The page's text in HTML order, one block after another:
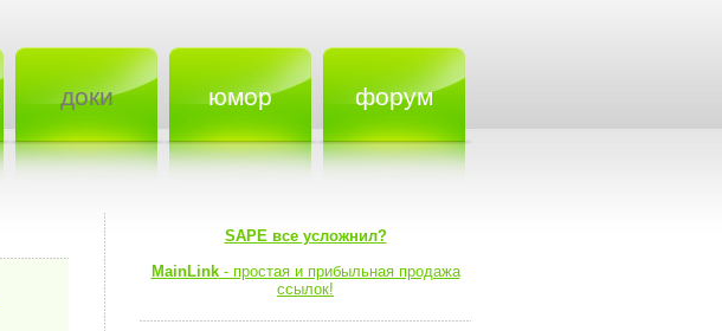
доки юмор форум
SAPE все усложнил?
MainLink- простая и прибыльная продажа
ссылок!